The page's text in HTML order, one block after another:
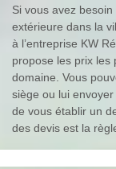
Si vous avez besoin
extérieure dans la
à l’entreprise KW
propose les prix les
domaine. Vous
siège ou lui
de vous établir un
des devis est la